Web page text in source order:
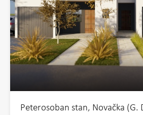
Peterosoban stan, Novačka (G.